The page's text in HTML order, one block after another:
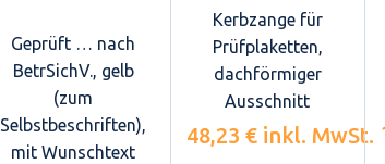
Geprüft … nach
BetrSichV., gelb
(zum
Selbstbeschriften),
mit Wunschtext
Kerbzange für
Prüfplaketten,
dachförmiger
Ausschnitt
48,23 € inkl. MwSt.